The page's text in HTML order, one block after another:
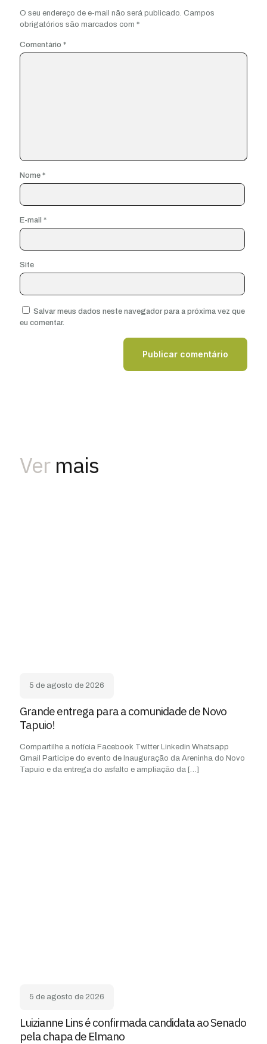
O seu endereço de e-mail não será publicado. Campos
obrigatórios são marcados com *
Comentário *
Nome *
E-mail *
Site
Salvar meus dados neste navegador para a próxima vez que
eu comentar.
Ver mais
5 de agosto de 2026
Grande entrega para a comunidade de Novo
Tapuio!
Compartilhe a notícia Facebook Twitter Linkedin Whatsapp
Gmail Participe do evento de Inauguração da Areninha do Novo
Tapuio e da entrega do asfalto e ampliação da […]
5 de agosto de 2026
Luizianne Lins é confirmada candidata ao Senado
pela chapa de Elmano